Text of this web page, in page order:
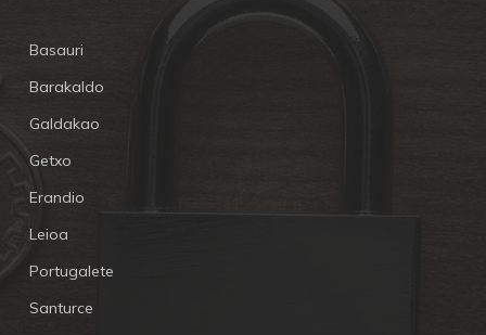
Basauri
Barakaldo
Galdakao
Getxo
Erandio
Leioa
Portugalete
Santurce